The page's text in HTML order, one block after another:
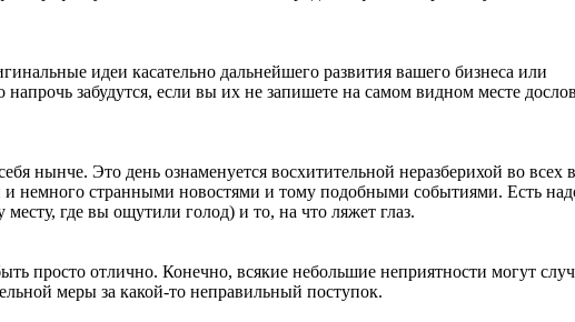
идеи касательно дальнейшего развития вашего бизнеса или
забудутся, если вы их не запишете на самом видном месте
нынче. Это день ознаменуется восхитительной неразберихой во всех
немного странными новостями и тому подобными событиями. Есть
месту, где вы ощутили голод) и то, на что ляжет глаз.
просто отлично. Конечно, всякие небольшие неприятности могут
меры за какой-то неправильный поступок.